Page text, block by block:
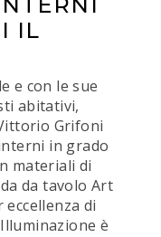
IL
e con le sue
abitativi,
Grifoni
in grado
materiali di
da tavolo Art
di
è